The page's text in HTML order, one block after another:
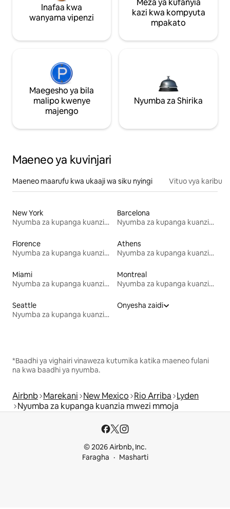
Inafaa kwa
wanyama vipenzi
Meza ya kufanyia
kazi kwa kompyuta
mpakato
Maegesho ya bila
malipo kwenye
majengo
Nyumba za Shirika
Maeneo ya kuvinjari
Maeneo maarufu kwa ukaaji wa siku nyingi Vituo vya karibu
New York
Nyumba za kupanga kuanzia mwezi mmoja
Barcelona
Nyumba za kupanga kuanzia mwezi mmoja
Florence
Nyumba za kupanga kuanzia mwezi mmoja
Athens
Nyumba za kupanga kuanzia mwezi mmoja
Miami
Nyumba za kupanga kuanzia mwezi mmoja
Montreal
Nyumba za kupanga kuanzia mwezi mmoja
Seattle
Nyumba za kupanga kuanzia mwezi mmoja
Onyesha zaidi
*Baadhi ya vighairi vinaweza kutumika katika maeneo fulani
na kwa baadhi ya nyumba.
Airbnb Marekani New Mexico Rio Arriba Lyden
Nyumba za kupanga kuanzia mwezi mmoja
© 2026 Airbnb, Inc.
Faragha
Masharti